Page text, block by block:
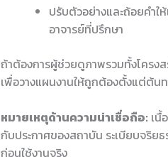
ปรับตัวอย่างและถ้อยคำใ
อาจารย์ที่ปรึกษา
ถ้าต้องการผู้ช่วยดูภาพรวมทั้งโครง
เพื่อวางแผนงานให้ถูกต้องตั้งแต่ต้น
หมายเหตุด้านความน่าเชื่อถือ: เนื้
กับประกาศของสถาบัน ระเบียบจริย
ก่อนใช้งานจริง